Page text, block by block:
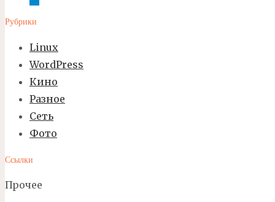
Рубрики
Linux
WordPress
Кино
Разное
Сеть
Фото
Ссылки
Прочее